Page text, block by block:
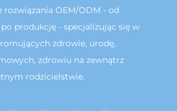
rozwiązania OEM/ODM - od
produkcję - specjalizując się w
zdrowie, urodę,
zdrowiu na zewnątrz
rodzicielstwie.